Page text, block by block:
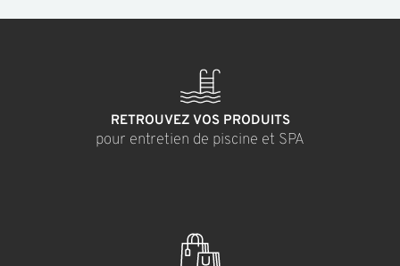
RETROUVEZ VOS PRODUITS
pour entretien de piscine et SPA